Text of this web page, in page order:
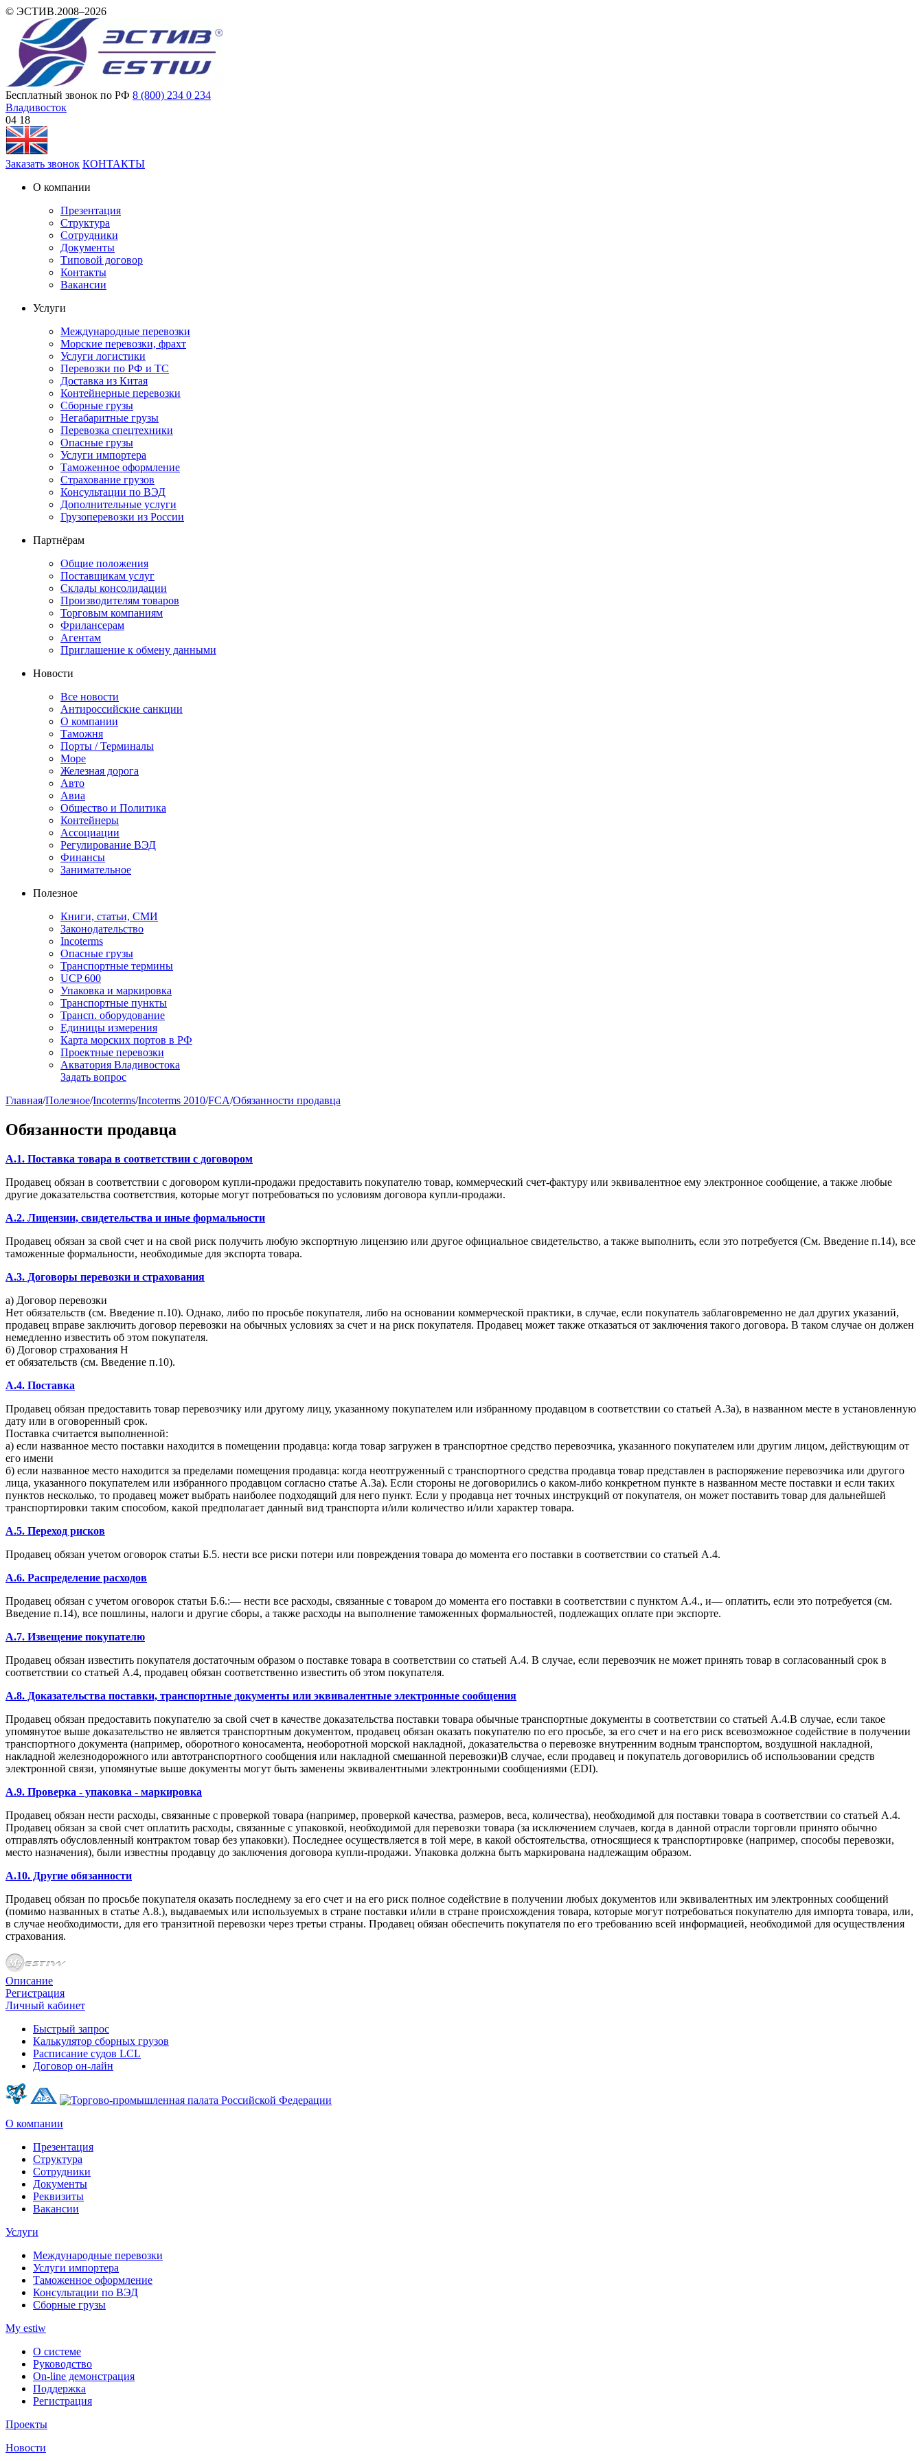
© ЭСТИВ.2008–2026
Бесплатный звонок по РФ 8 (800) 234 0 234
Владивосток
04:18
Заказать звонок КОНТАКТЫ
О компании
Презентация
Структура
Сотрудники
Документы
Типовой договор
Контакты
Вакансии
Услуги
Международные перевозки
Морские перевозки, фрахт
Услуги логистики
Перевозки по РФ и ТС
Доставка из Китая
Контейнерные перевозки
Сборные грузы
Негабаритные грузы
Перевозка спецтехники
Опасные грузы
Услуги импортера
Таможенное оформление
Страхование грузов
Консультации по ВЭД
Дополнительные услуги
Грузоперевозки из России
Партнёрам
Общие положения
Поставщикам услуг
Склады консолидации
Производителям товаров
Торговым компаниям
Фрилансерам
Агентам
Приглашение к обмену данными
Новости
Все новости
Антироссийские санкции
О компании
Таможня
Порты / Терминалы
Море
Железная дорога
Авто
Авиа
Общество и Политика
Контейнеры
Ассоциации
Регулирование ВЭД
Финансы
Занимательное
Полезное
Книги, статьи, СМИ
Законодательство
Incoterms
Опасные грузы
Транспортные термины
UCP 600
Упаковка и маркировка
Транспортные пункты
Трансп. оборудование
Единицы измерения
Карта морских портов в РФ
Проектные перевозки
Акватория Владивостока
Задать вопрос
Главная/Полезное/Incoterms/Incoterms 2010/FCA/Обязанности продавца
Обязанности продавца
A.1. Поставка товара в соответствии с договором
Продавец обязан в соответствии с договором купли-продажи предоставить покупателю товар, коммерческий счет-фактуру или эквивалентное ему электронное сообщение, а также любые
другие доказательства соответствия, которые могут потребоваться по условиям договора купли-продажи.
A.2. Лицензии, свидетельства и иные формальности
Продавец обязан за свой счет и на свой риск получить любую экспортную лицензию или другое официальное свидетельство, а также выполнить, если это потребуется (См. Введение п.14), все
таможенные формальности, необходимые для экспорта товара.
A.3. Договоры перевозки и страхования
а) Договор перевозки
Нет обязательств (см. Введение п.10). Однако, либо по просьбе покупателя, либо на основании коммерческой практики, в случае, если покупатель заблаговременно не дал других указаний,
продавец вправе заключить договор перевозки на обычных условиях за счет и на риск покупателя. Продавец может также отказаться от заключения такого договора. В таком случае он должен
немедленно известить об этом покупателя.
б) Договор страхования Н
ет обязательств (см. Введение п.10).
A.4. Поставка
Продавец обязан предоставить товар перевозчику или другому лицу, указанному покупателем или избранному продавцом в соответствии со статьей А.3а), в названном месте в установленную
дату или в оговоренный срок.
Поставка считается выполненной:
а) если названное место поставки находится в помещении продавца: когда товар загружен в транспортное средство перевозчика, указанного покупателем или другим лицом, действующим от
его имени
б) если названное место находится за пределами помещения продавца: когда неотгруженный с транспортного средства продавца товар представлен в распоряжение перевозчика или другого
лица, указанного покупателем или избранного продавцом согласно статье А.3а). Если стороны не договорились о каком-либо конкретном пункте в названном месте поставки и если таких
пунктов несколько, то продавец может выбрать наиболее подходящий для него пункт. Если у продавца нет точных инструкций от покупателя, он может поставить товар для дальнейшей
транспортировки таким способом, какой предполагает данный вид транспорта и/или количество и/или характер товара.
A.5. Переход рисков
Продавец обязан учетом оговорок статьи Б.5. нести все риски потери или повреждения товара до момента его поставки в соответствии со статьей А.4.
A.6. Распределение расходов
Продавец обязан с учетом оговорок статьи Б.6.:— нести все расходы, связанные с товаром до момента его поставки в соответствии с пунктом А.4., и— оплатить, если это потребуется (см.
Введение п.14), все пошлины, налоги и другие сборы, а также расходы на выполнение таможенных формальностей, подлежащих оплате при экспорте.
A.7. Извещение покупателю
Продавец обязан известить покупателя достаточным образом о поставке товара в соответствии со статьей А.4. В случае, если перевозчик не может принять товар в согласованный срок в
соответствии со статьей А.4, продавец обязан соответственно известить об этом покупателя.
A.8. Доказательства поставки, транспортные документы или эквивалентные электронные сообщения
Продавец обязан предоставить покупателю за свой счет в качестве доказательства поставки товара обычные транспортные документы в соответствии со статьей А.4.В случае, если такое
упомянутое выше доказательство не является транспортным документом, продавец обязан оказать покупателю по его просьбе, за его счет и на его риск всевозможное содействие в получении
транспортного документа (например, оборотного коносамента, необоротной морской накладной, доказательства о перевозке внутренним водным транспортом, воздушной накладной,
накладной железнодорожного или автотранспортного сообщения или накладной смешанной перевозки)В случае, если продавец и покупатель договорились об использовании средств
электронной связи, упомянутые выше документы могут быть заменены эквивалентными электронными сообщениями (EDI).
A.9. Проверка - упаковка - маркировка
Продавец обязан нести расходы, связанные с проверкой товара (например, проверкой качества, размеров, веса, количества), необходимой для поставки товара в соответствии со статьей А.4.
Продавец обязан за свой счет оплатить расходы, связанные с упаковкой, необходимой для перевозки товара (за исключением случаев, когда в данной отрасли торговли принято обычно
отправлять обусловленный контрактом товар без упаковки). Последнее осуществляется в той мере, в какой обстоятельства, относящиеся к транспортировке (например, способы перевозки,
место назначения), были известны продавцу до заключения договора купли-продажи. Упаковка должна быть маркирована надлежащим образом.
A.10. Другие обязанности
Продавец обязан по просьбе покупателя оказать последнему за его счет и на его риск полное содействие в получении любых документов или эквивалентных им электронных сообщений
(помимо названных в статье А.8.), выдаваемых или используемых в стране поставки и/или в стране происхождения товара, которые могут потребоваться покупателю для импорта товара, или,
в случае необходимости, для его транзитной перевозки через третьи страны. Продавец обязан обеспечить покупателя по его требованию всей информацией, необходимой для осуществления
страхования.
Описание
Регистрация
Личный кабинет
Быстрый запрос
Калькулятор сборных грузов
Расписание судов LCL
Договор он-лайн
О компании
Презентация
Структура
Сотрудники
Документы
Реквизиты
Вакансии
Услуги
Международные перевозки
Услуги импортера
Таможенное оформление
Консультации по ВЭД
Сборные грузы
My estiw
О системе
Руководство
On-line демонстрация
Поддержка
Регистрация
Проекты
Новости